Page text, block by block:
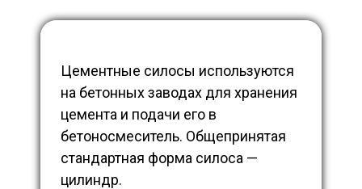
Цементные силосы используются
на бетонных заводах для хранения
цемента и подачи его в
бетоносмеситель. Общепринятая
стандартная форма силоса —
цилиндр.